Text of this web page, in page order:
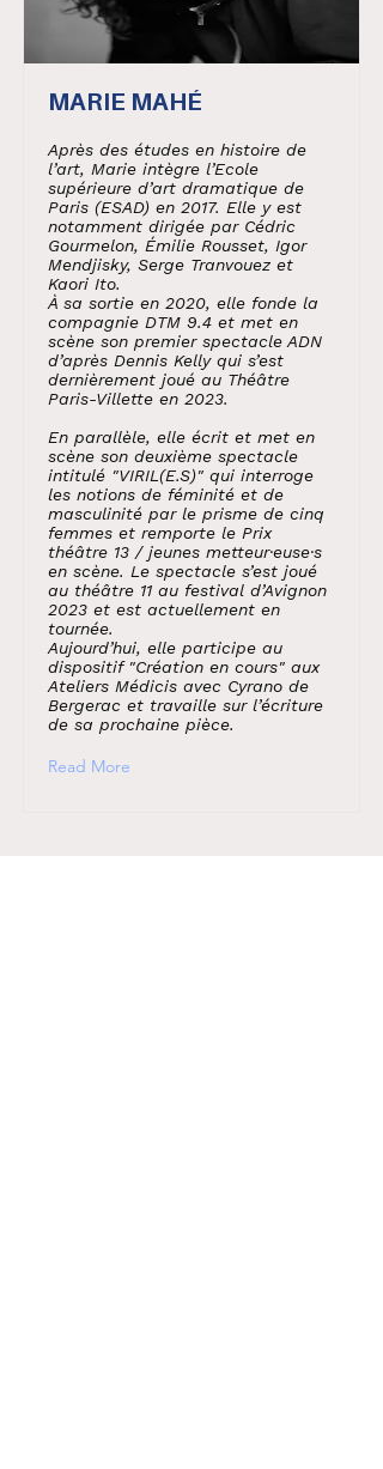
MARIE MAHÉ
Après des études en histoire de
l’art, Marie intègre l’Ecole
supérieure d’art dramatique de
Paris (ESAD) en 2017. Elle y est
notamment dirigée par Cédric
Gourmelon, Émilie Rousset, Igor
Mendjisky, Serge Tranvouez et
Kaori Ito.
À sa sortie en 2020, elle fonde la
compagnie DTM 9.4 et met en
scène son premier spectacle ADN
d’après Dennis Kelly qui s’est
dernièrement joué au Théâtre
Paris-Villette en 2023.
En parallèle, elle écrit et met en
scène son deuxième spectacle
intitulé "VIRIL(E.S)" qui interroge
les notions de féminité et de
masculinité par le prisme de cinq
femmes et remporte le Prix
théâtre 13 / jeunes metteur·euse·s
en scène. Le spectacle s’est joué
au théâtre 11 au festival d’Avignon
2023 et est actuellement en
tournée.
Aujourd’hui, elle participe au
dispositif "Création en cours" aux
Ateliers Médicis avec Cyrano de
Bergerac et travaille sur l’écriture
de sa prochaine pièce.
Read More